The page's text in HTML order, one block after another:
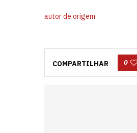
autor de origem
COMPARTILHAR 0